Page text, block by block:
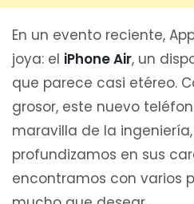
En un evento reciente,
joya: el iPhone Air, un
que parece casi etéreo.
grosor, este nuevo
maravilla de la
profundizamos en sus
encontramos con varios